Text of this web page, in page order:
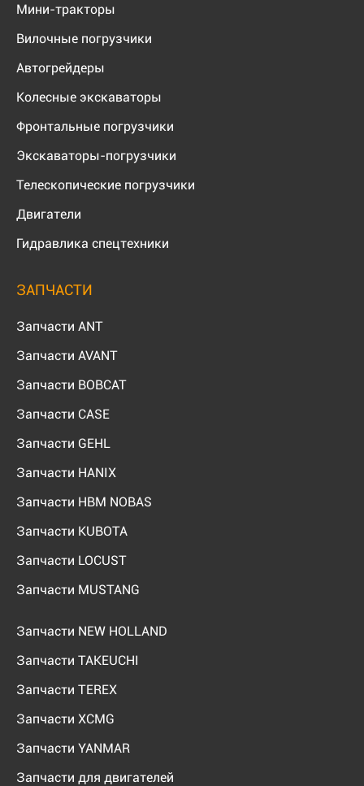
Мини-тракторы
Вилочные погрузчики
Автогрейдеры
Колесные экскаваторы
Фронтальные погрузчики
Экскаваторы-погрузчики
Телескопические погрузчики
Двигатели
Гидравлика спецтехники
ЗАПЧАСТИ
Запчасти ANT
Запчасти AVANT
Запчасти BOBCAT
Запчасти CASE
Запчасти GEHL
Запчасти HANIX
Запчасти HBM NOBAS
Запчасти KUBOTA
Запчасти LOCUST
Запчасти MUSTANG
Запчасти NEW HOLLAND
Запчасти TAKEUCHI
Запчасти TEREX
Запчасти XCMG
Запчасти YANMAR
Запчасти для двигателей